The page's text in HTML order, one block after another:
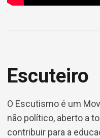
Escuteiro
O Escutismo é um
não político, aberto a
contribuir para a